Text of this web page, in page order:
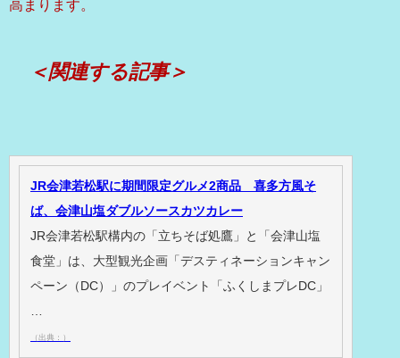
高まります。
＜関連する記事＞
JR会津若松駅に期間限定グルメ2商品 喜多方風そ
ば、会津山塩ダブルソースカツカレー
JR会津若松駅構内の「立ちそば処鷹」と「会津山塩
食堂」は、大型観光企画「デスティネーションキャン
ペーン（DC）」のプレイベント「ふくしまプレDC」
（出典：）